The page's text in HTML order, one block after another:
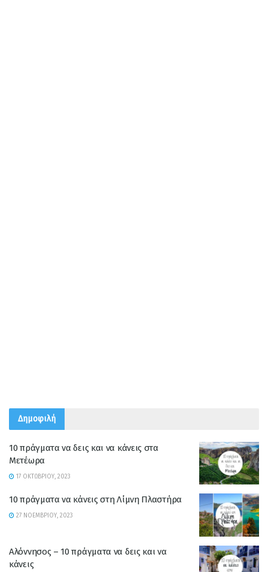
Δημοφιλή
10 πράγματα να δεις και να κάνεις στα
Μετέωρα
17 ΟΚΤΩΒΡΊΟΥ, 2023
10 πράγματα να κάνεις στη Λίμνη Πλαστήρα
27 ΝΟΕΜΒΡΊΟΥ, 2023
Αλόννησος – 10 πράγματα να δεις και να
κάνεις